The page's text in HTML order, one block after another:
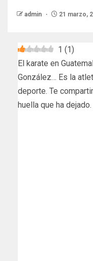
admin 21 marzo,
1 (1)
El karate en
González… Es la
deporte. Te
huella que ha dejado.